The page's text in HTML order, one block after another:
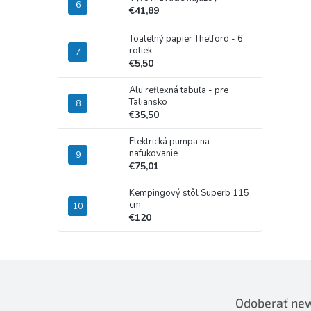
€41,89
Toaletný papier Thetford - 6
roliek
€5,50
Alu reflexná tabuľa - pre
Taliansko
€35,50
Elektrická pumpa na
nafukovanie
€75,01
Kempingový stôl Superb 115
cm
€120
Odoberať